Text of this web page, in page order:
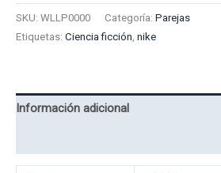
SKU: WLLP0000 Categoría: Parejas
Etiquetas: Ciencia ficción, nike
Información adicional